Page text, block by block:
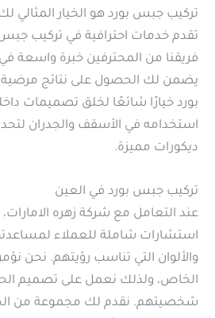
تركيب جبس بورد هو الخيار المثالي
تقدم خدمات احترافية في تركيب
فريقنا من المحترفين خبرة واسعة
يضمن لك الحصول على نتائج مرضية
بورد خيارًا شائعًا لخلق تصميمات
استخدامه في الأسقف والجدران
ديكورات مميزة.
تركيب جبس بورد في العين
عند التعامل مع شركة زهره
استشارات شاملة للعملاء
والألوان التي تناسب رؤيتهم. نحن
الخاص، ولذلك نعمل على تصميم
شخصيتهم. نقدم لك مجموعة من